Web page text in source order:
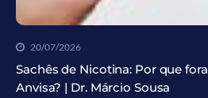
20/07/2026
Sachês de Nicotina: Por que
Anvisa? | Dr. Márcio Sousa